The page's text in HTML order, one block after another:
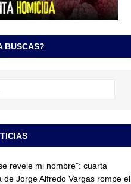
BUSCAS?
revele mi nombre”: cuarta
de Jorge Alfredo Vargas rompe el